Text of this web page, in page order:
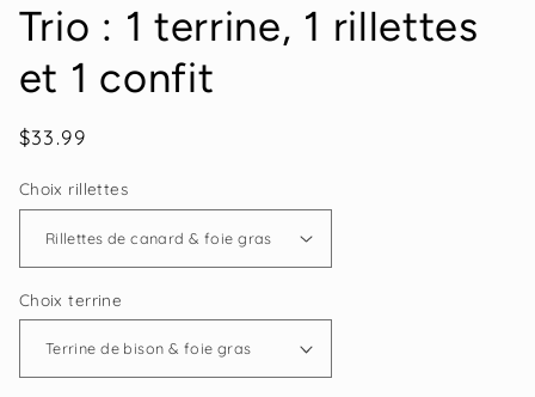
fenêtre
modale
Trio : 1 terrine, 1 rillettes
et 1 confit
Prix
$33.99
Choix rillettes
Choix terrine